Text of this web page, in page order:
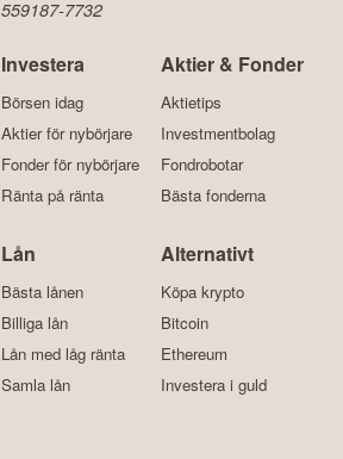
559187-7732
Investera
Börsen idag
Aktier för nybörjare
Fonder för nybörjare
Ränta på ränta
Aktier & Fonder
Aktietips
Investmentbolag
Fondrobotar
Bästa fonderna
Lån
Bästa lånen
Billiga lån
Lån med låg ränta
Samla lån
Alternativt
Köpa krypto
Bitcoin
Ethereum
Investera i guld